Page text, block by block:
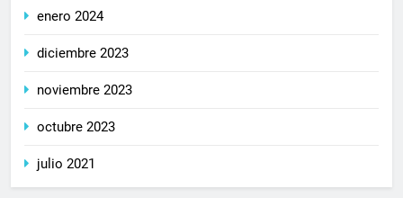
enero 2024
diciembre 2023
noviembre 2023
octubre 2023
julio 2021